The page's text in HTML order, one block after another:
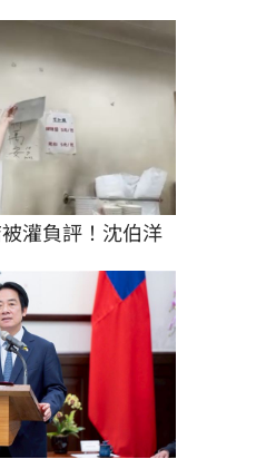
灌負評！沈伯洋